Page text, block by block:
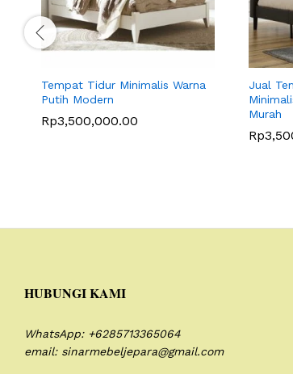
Tempat Tidur Minimalis Warna
Putih Modern
Rp3,500,000.00
Jual
Murah
Rp
HUBUNGI KAMI
WhatsApp: +6285713365064
email: sinarmebeljepara@gmail.com